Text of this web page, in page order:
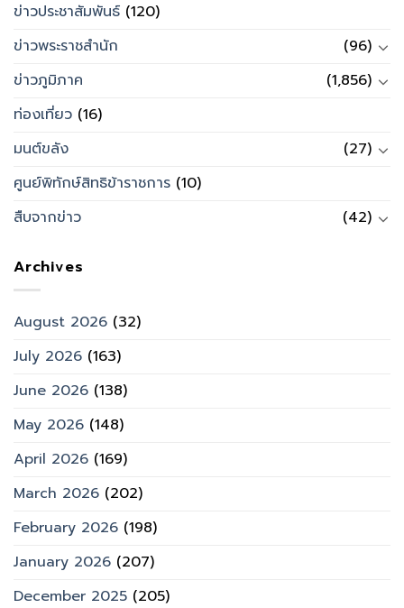
ข่าวประชาสัมพันธ์ (120)
ข่าวพระราชสำนัก
(96)
ข่าวภูมิภาค
(1,856)
ท่องเที่ยว (16)
มนต์ขลัง
(27)
ศูนย์พิทักษ์สิทธิข้าราชการ (10)
สืบจากข่าว
(42)
Archives
August 2026 (32)
July 2026 (163)
June 2026 (138)
May 2026 (148)
April 2026 (169)
March 2026 (202)
February 2026 (198)
January 2026 (207)
December 2025 (205)